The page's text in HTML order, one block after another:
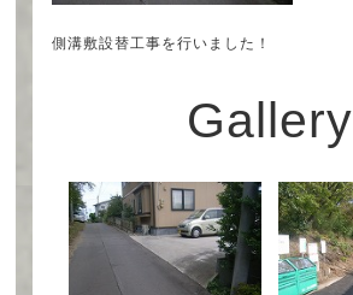
側溝敷設替工事を行いました！
Gallery